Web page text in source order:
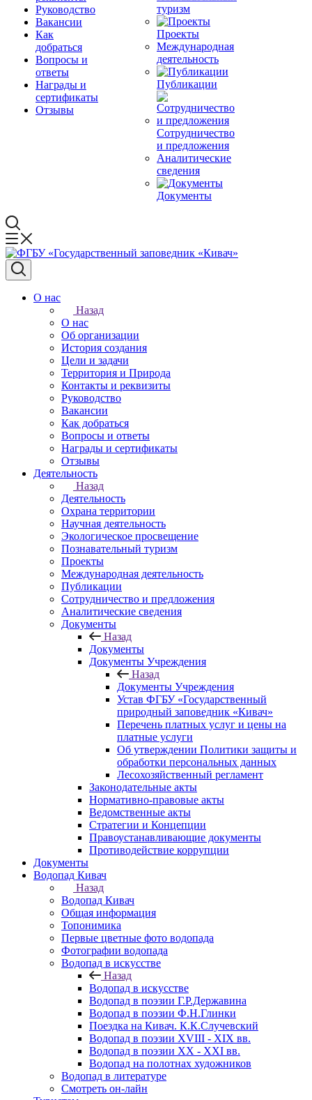
Руководство
Вакансии
Как
добраться
Вопросы и
ответы
Награды и
сертификаты
Отзывы
туризм
Проекты
Международная
деятельность
Публикации
Сотрудничество
и предложения
Аналитические
сведения
Документы
О нас
Назад
О нас
Об организации
История создания
Цели и задачи
Территория и Природа
Контакты и реквизиты
Руководство
Вакансии
Как добраться
Вопросы и ответы
Награды и сертификаты
Отзывы
Деятельность
Назад
Деятельность
Охрана территории
Научная деятельность
Экологическое просвещение
Познавательный туризм
Проекты
Международная деятельность
Публикации
Сотрудничество и предложения
Аналитические сведения
Документы
Назад
Документы
Документы Учреждения
Назад
Документы Учреждения
Устав ФГБУ «Государственный
природный заповедник «Кивач»
Перечень платных услуг и цены на
платные услуги
Об утверждении Политики защиты и
обработки персональных данных
Лесохозяйственный регламент
Законодательные акты
Нормативно-правовые акты
Ведомственные акты
Стратегии и Концепции
Правоустанавливающие документы
Противодействие коррупции
Документы
Водопад Кивач
Назад
Водопад Кивач
Общая информация
Топонимика
Первые цветные фото водопада
Фотографии водопада
Водопад в искусстве
Назад
Водопад в искусстве
Водопад в поэзии Г.Р.Державина
Водопад в поэзии Ф.Н.Глинки
Поездка на Кивач. К.К.Случевский
Водопад в поэзии XVIII - XIX вв.
Водопад в поэзии XX - XXI вв.
Водопад на полотнах художников
Водопад в литературе
Смотреть он-лайн